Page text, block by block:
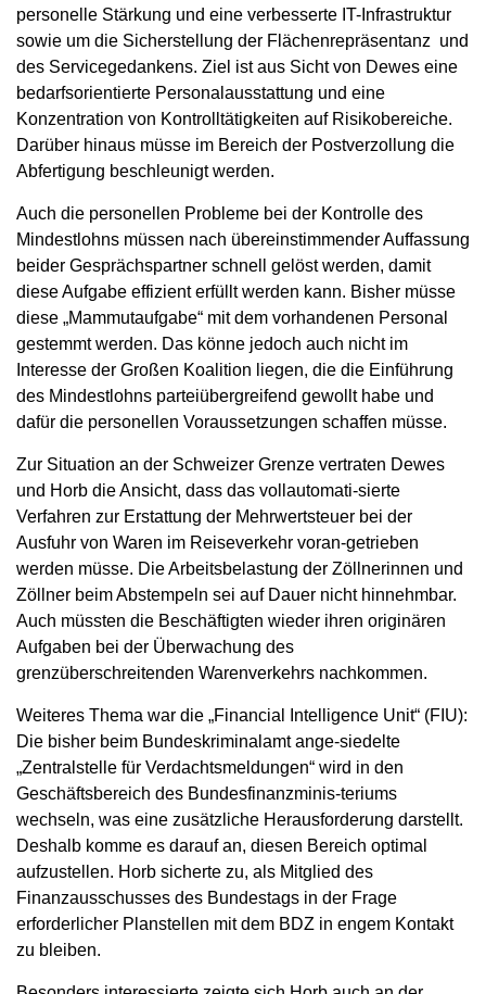
personelle Stärkung und eine verbesserte IT-Infrastruktur
sowie um die Sicherstellung der Flächenrepräsentanz und
des Servicegedankens. Ziel ist aus Sicht von Dewes eine
bedarfsorientierte Personalausstattung und eine
Konzentration von Kontrolltätigkeiten auf Risikobereiche.
Darüber hinaus müsse im Bereich der Postverzollung die
Abfertigung beschleunigt werden.
Auch die personellen Probleme bei der Kontrolle des
Mindestlohns müssen nach übereinstimmender Auffassung
beider Gesprächspartner schnell gelöst werden, damit
diese Aufgabe effizient erfüllt werden kann. Bisher müsse
diese „Mammutaufgabe“ mit dem vorhandenen Personal
gestemmt werden. Das könne jedoch auch nicht im
Interesse der Großen Koalition liegen, die die Einführung
des Mindestlohns parteiübergreifend gewollt habe und
dafür die personellen Voraussetzungen schaffen müsse.
Zur Situation an der Schweizer Grenze vertraten Dewes
und Horb die Ansicht, dass das vollautomati-sierte
Verfahren zur Erstattung der Mehrwertsteuer bei der
Ausfuhr von Waren im Reiseverkehr voran-getrieben
werden müsse. Die Arbeitsbelastung der Zöllnerinnen und
Zöllner beim Abstempeln sei auf Dauer nicht hinnehmbar.
Auch müssten die Beschäftigten wieder ihren originären
Aufgaben bei der Überwachung des
grenzüberschreitenden Warenverkehrs nachkommen.
Weiteres Thema war die „Financial Intelligence Unit“ (FIU):
Die bisher beim Bundeskriminalamt ange-siedelte
„Zentralstelle für Verdachtsmeldungen“ wird in den
Geschäftsbereich des Bundesfinanzminis-teriums
wechseln, was eine zusätzliche Herausforderung darstellt.
Deshalb komme es darauf an, diesen Bereich optimal
aufzustellen. Horb sicherte zu, als Mitglied des
Finanzausschusses des Bundestags in der Frage
erforderlicher Planstellen mit dem BDZ in engem Kontakt
zu bleiben.